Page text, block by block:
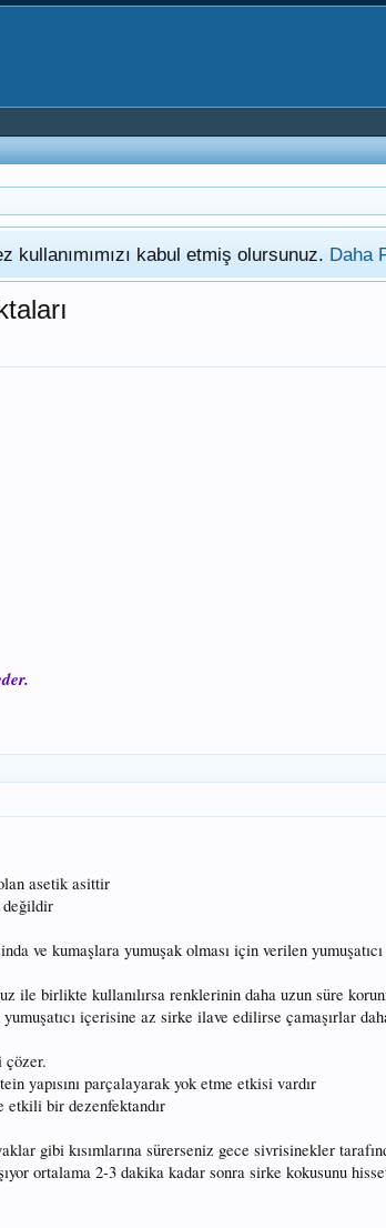
kabul etmiş olursunuz. Daha
asetik asittir
değildir
ve kumaşlara yumuşak olması için verilen
ile birlikte kullanılırsa renklerinin daha uzun süre
içerisine az sirke ilave edilirse çamaşırlar
çözer.
yapısını parçalayarak yok etme etkisi vardır
etkili bir dezenfektandır
gibi kısımlarına sürerseniz gece sivrisinekler
ortalama 2-3 dakika kadar sonra sirke kokusunu